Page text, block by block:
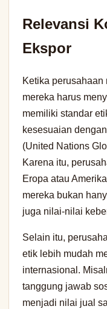
Relevansi
Ekspor
Ketika perusahaan
mereka harus
memiliki standar
kesesuaian
(United Nations
Karena itu,
Eropa atau
mereka bukan
juga nilai-nilai
Selain itu,
etik lebih mudah
internasional.
tanggung jawab
menjadi nilai jual